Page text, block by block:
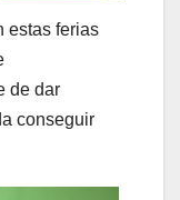
estas ferias
de dar
conseguir